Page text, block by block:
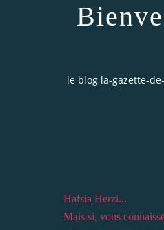
le blog la-gazette-
Hafsia Herzi...
Mais si, vous